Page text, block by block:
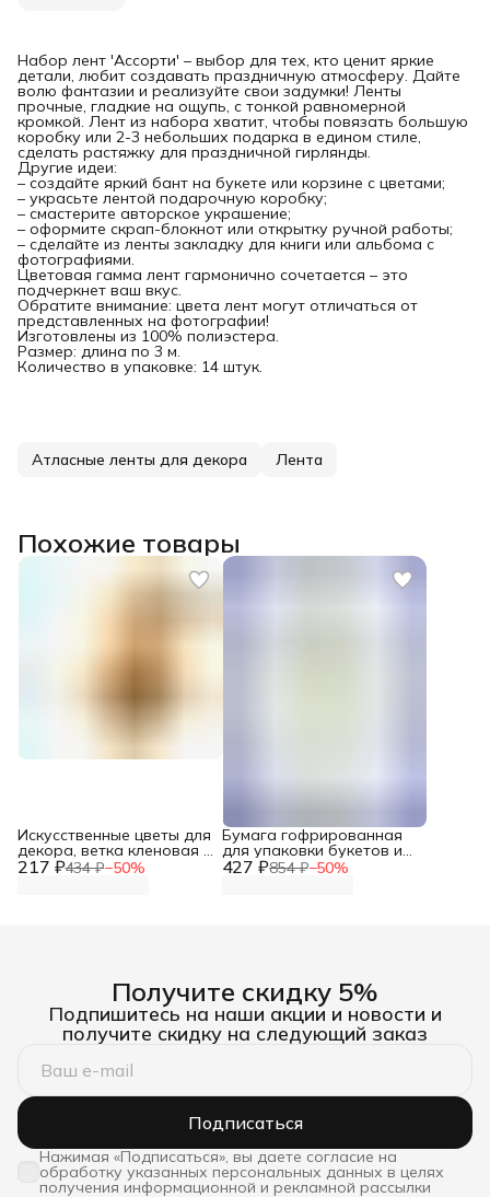
Набор лент 'Ассорти' – выбор для тех, кто ценит яркие
детали, любит создавать праздничную атмосферу. Дайте
волю фантазии и реализуйте свои задумки! Ленты
прочные, гладкие на ощупь, с тонкой равномерной
кромкой. Лент из набора хватит, чтобы повязать большую
коробку или 2-3 небольших подарка в едином стиле,
сделать растяжку для праздничной гирлянды.
Другие идеи:
– создайте яркий бант на букете или корзине с цветами;
– украсьте лентой подарочную коробку;
– смастерите авторское украшение;
– оформите скрап-блокнот или открытку ручной работы;
– сделайте из ленты закладку для книги или альбома с
фотографиями.
Цветовая гамма лент гармонично сочетается – это
подчеркнет ваш вкус.
Обратите внимание: цвета лент могут отличаться от
представленных на фотографии!
Изготовлены из 100% полиэстера.
Размер: длина по 3 м.
Количество в упаковке: 14 штук.
Атласные ленты для декора Лента
Похожие товары
217 ₽434 ₽−50%
Искусственные цветы для
декора, ветка кленовая с
ягодами и подсолнухом, 427 ₽854 ₽−50%
Бумага гофрированная
для упаковки букетов и
подарков, 50 см*2,5 м,
Получите скидку 5%
Подпишитесь на наши акции и новости и
получите скидку на следующий заказ
Подписаться
Нажимая «Подписаться», вы даете согласие на
обработку указанных персональных данных в целях
получения информационной и рекламной рассылки